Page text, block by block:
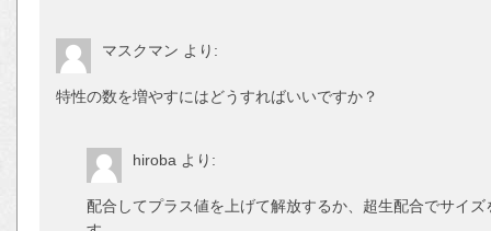
マスクマン より:
特性の数を増やすにはどうすればいいですか？
hiroba より:
配合してプラス値を上げて解放するか、超生配合でサイ